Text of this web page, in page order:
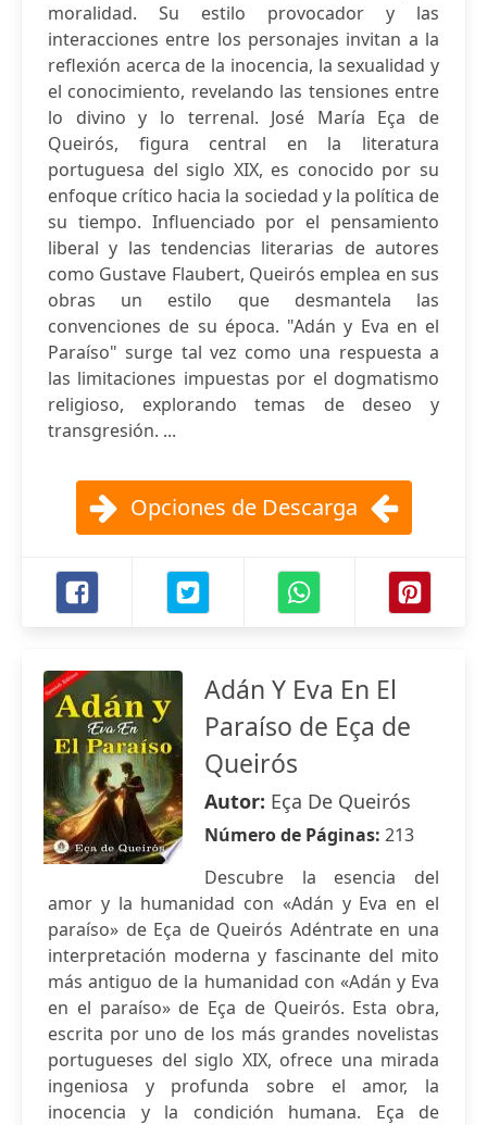
moralidad. Su estilo provocador y las
interacciones entre los personajes invitan a la
reflexión acerca de la inocencia, la sexualidad y
el conocimiento, revelando las tensiones entre
lo divino y lo terrenal. José María Eça de
Queirós, figura central en la literatura
portuguesa del siglo XIX, es conocido por su
enfoque crítico hacia la sociedad y la política de
su tiempo. Influenciado por el pensamiento
liberal y las tendencias literarias de autores
como Gustave Flaubert, Queirós emplea en sus
obras un estilo que desmantela las
convenciones de su época. "Adán y Eva en el
Paraíso" surge tal vez como una respuesta a
las limitaciones impuestas por el dogmatismo
religioso, explorando temas de deseo y
transgresión. ...
Opciones de Descarga
Adán Y Eva En El
Paraíso de Eça de
Queirós
Autor: Eça De Queirós
Número de Páginas: 213
Descubre la esencia del
amor y la humanidad con «Adán y Eva en el
paraíso» de Eça de Queirós Adéntrate en una
interpretación moderna y fascinante del mito
más antiguo de la humanidad con «Adán y Eva
en el paraíso» de Eça de Queirós. Esta obra,
escrita por uno de los más grandes novelistas
portugueses del siglo XIX, ofrece una mirada
ingeniosa y profunda sobre el amor, la
inocencia y la condición humana. Eça de